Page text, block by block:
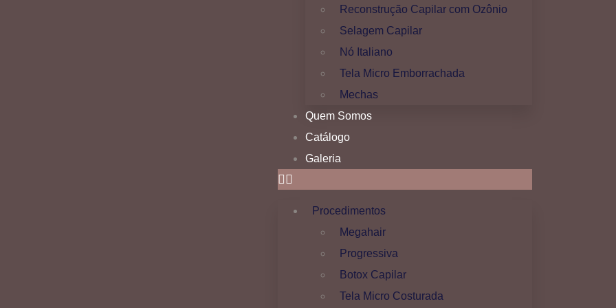
Reconstrução Capilar com Ozônio
Selagem Capilar
Nó Italiano
Tela Micro Emborrachada
Mechas
Quem Somos
Catálogo
Galeria
Procedimentos
Megahair
Progressiva
Botox Capilar
Tela Micro Costurada